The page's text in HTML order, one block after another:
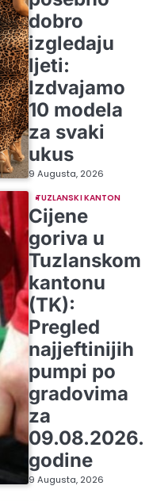
dobro
izgledaju
ljeti:
Izdvajamo
10 modela
za svaki
ukus
9 Augusta, 2026
TUZLANSKI KANTON
Cijene
goriva u
Tuzlanskom
kantonu
(TK):
Pregled
najjeftinijih
pumpi po
gradovima
za
09.08.2026.
godine
9 Augusta, 2026